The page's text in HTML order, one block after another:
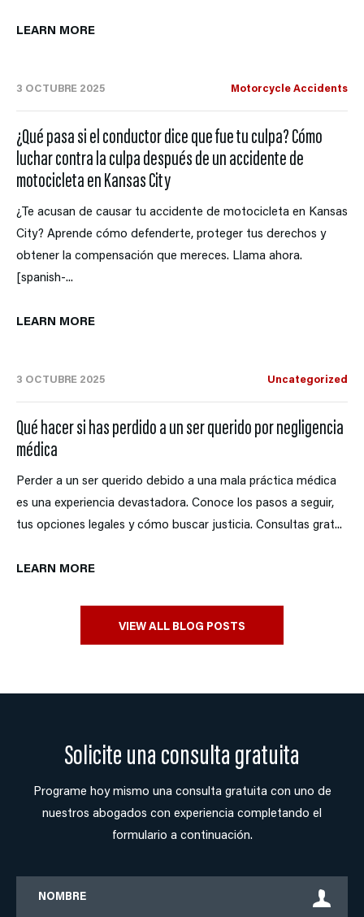
LEARN MORE
3 OCTUBRE 2025 Motorcycle Accidents
¿Qué pasa si el conductor dice que fue tu culpa? Cómo
luchar contra la culpa después de un accidente de
motocicleta en Kansas City
¿Te acusan de causar tu accidente de motocicleta en Kansas
City? Aprende cómo defenderte, proteger tus derechos y
obtener la compensación que mereces. Llama ahora.
[spanish-...
LEARN MORE
3 OCTUBRE 2025 Uncategorized
Qué hacer si has perdido a un ser querido por negligencia
médica
Perder a un ser querido debido a una mala práctica médica
es una experiencia devastadora. Conoce los pasos a seguir,
tus opciones legales y cómo buscar justicia. Consultas grat...
LEARN MORE
VIEW ALL BLOG POSTS
Solicite una consulta gratuita
Programe hoy mismo una consulta gratuita con uno de
nuestros abogados con experiencia completando el
formulario a continuación.